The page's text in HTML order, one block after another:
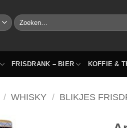
Zoeken
naar:
FRISDRANK – BIER KOFFIE &
/ WHISKY / BLIKJES